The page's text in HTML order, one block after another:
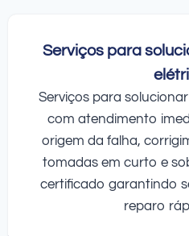
Serviços para
Serviços para
com atendimento
origem da falha,
tomadas em curto e
certificado garantindo
reparo